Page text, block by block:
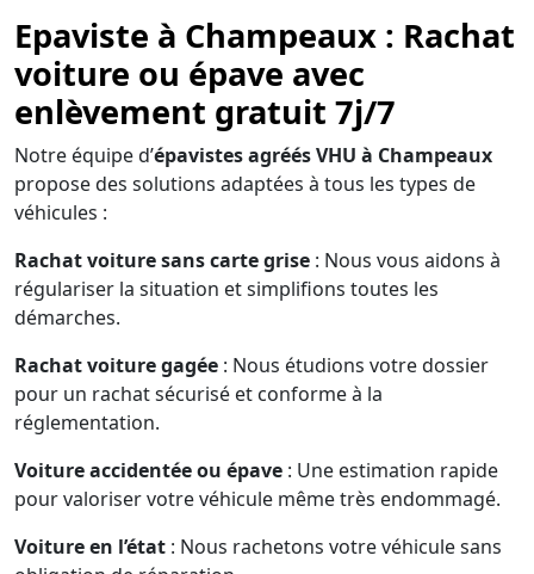
Epaviste à Champeaux : Rachat
voiture ou épave avec
enlèvement gratuit 7j/7
Notre équipe d’épavistes agréés VHU à Champeaux
propose des solutions adaptées à tous les types de
véhicules :
Rachat voiture sans carte grise : Nous vous aidons à
régulariser la situation et simplifions toutes les
démarches.
Rachat voiture gagée : Nous étudions votre dossier
pour un rachat sécurisé et conforme à la
réglementation.
Voiture accidentée ou épave : Une estimation rapide
pour valoriser votre véhicule même très endommagé.
Voiture en l’état : Nous rachetons votre véhicule sans